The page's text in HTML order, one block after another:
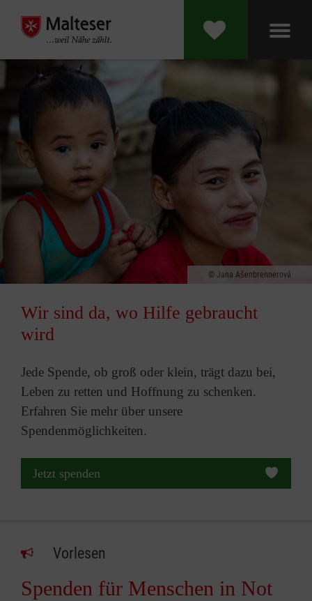
Jana Ašenbrennerová
Wir sind da, wo Hilfe gebraucht
wird
Jede Spende, ob groß oder klein, trägt dazu bei,
Leben zu retten und Hoffnung zu schenken.
Erfahren Sie mehr über unsere
Spendenmöglichkeiten.
Jetzt spenden
Vorlesen
Spenden für Menschen in Not